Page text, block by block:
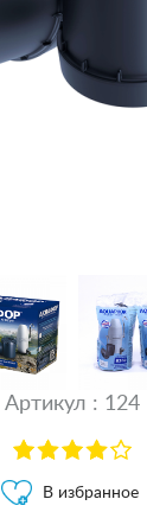
Артикул : 124
В избранное